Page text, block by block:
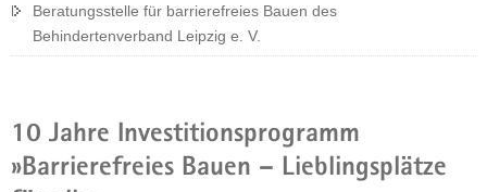
Beratungsstelle für barrierefreies Bauen des
Behindertenverband Leipzig e. V.
10 Jahre Investitionsprogramm
»Barrierefreies Bauen – Lieblingsplätze